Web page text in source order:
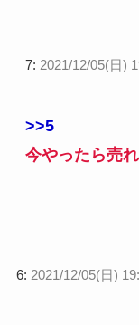
7: 2021/12/05(日)
>>5
今やったら売
6: 2021/12/05(日)